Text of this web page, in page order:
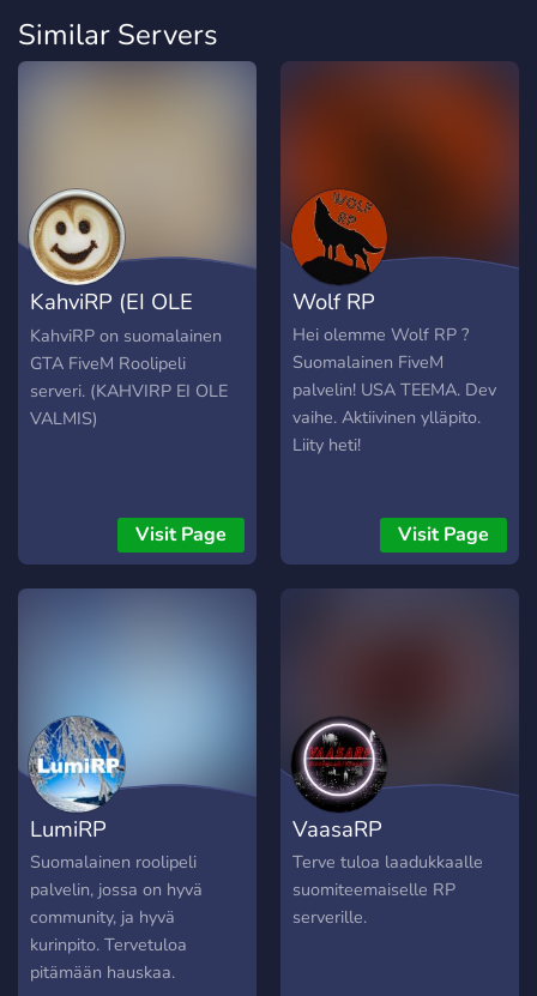
Similar Servers
KahviRP (EI OLE
VALMIS)
KahviRP on suomalainen
GTA FiveM Roolipeli
serveri. (KAHVIRP EI OLE
VALMIS)
Visit Page
Wolf RP
Hei olemme Wolf RP ?
Suomalainen FiveM
palvelin! USA TEEMA. Dev
vaihe. Aktiivinen ylläpito.
Liity heti!
Visit Page
LumiRP
Suomalainen roolipeli
palvelin, jossa on hyvä
community, ja hyvä
kurinpito. Tervetuloa
pitämään hauskaa.
VaasaRP
Terve tuloa laadukkaalle
suomiteemaiselle RP
serverille.